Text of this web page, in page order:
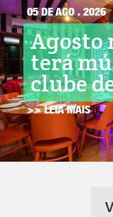
05 DE AGO . 2026
Agosto
terá
clube
>> LEIA MAIS